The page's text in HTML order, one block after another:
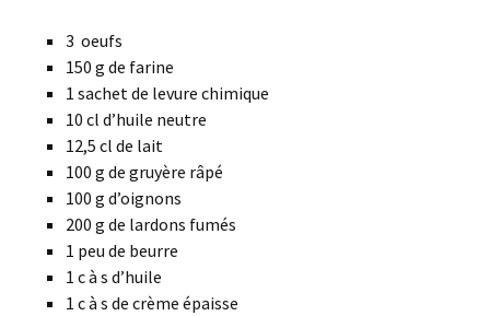
3 oeufs
150 g de farine
1 sachet de levure chimique
10 cl d’huile neutre
12,5 cl de lait
100 g de gruyère râpé
100 g d’oignons
200 g de lardons fumés
1 peu de beurre
1 c à s d’huile
1 c à s de crème épaisse